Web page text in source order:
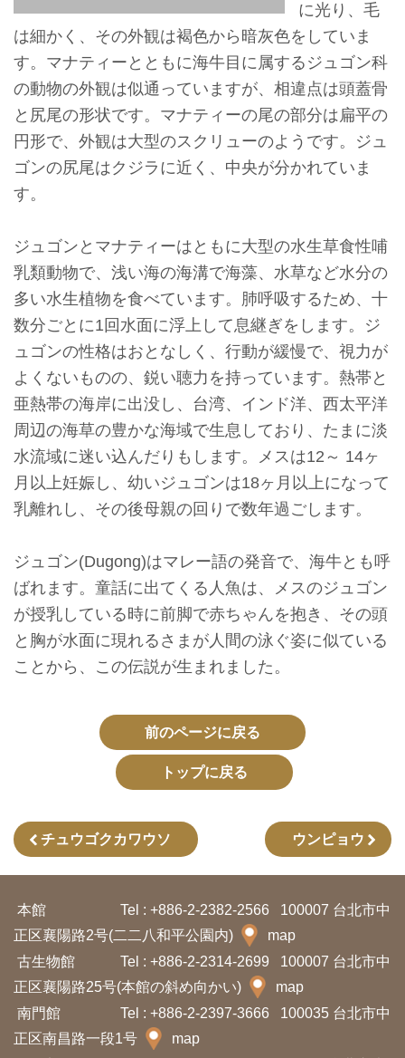
報
学
習
リ
ソ
ー
ス
収
蔵
と
研
究
博
館
に
つ
サ
イ
ー
タ
放
宣
言
ト
ッ
に光り、毛
は細かく、その外観は褐色から暗灰色をしていま
す。マナティーとともに海牛目に属するジュゴン科
の動物の外観は似通っていますが、相違点は頭蓋骨
と尻尾の形状です。マナティーの尾の部分は扁平の
円形で、外観は大型のスクリューのようです。ジュ
ゴンの尻尾はクジラに近く、中央が分かれていま
す。
ジュゴンとマナティーはともに大型の水生草食性哺
乳類動物で、浅い海の海溝で海藻、水草など水分の
多い水生植物を食べています。肺呼吸するため、十
数分ごとに1回水面に浮上して息継ぎをします。ジ
ュゴンの性格はおとなしく、行動が緩慢で、視力が
よくないものの、鋭い聴力を持っています。熱帯と
亜熱帯の海岸に出没し、台湾、インド洋、西太平洋
周辺の海草の豊かな海域で生息しており、たまに淡
水流域に迷い込んだりもします。メスは12～ 14ヶ
月以上妊娠し、幼いジュゴンは18ヶ月以上になって
乳離れし、その後母親の回りで数年過ごします。
ジュゴン(Dugong)はマレー語の発音で、海牛とも呼
ばれます。童話に出てくる人魚は、メスのジュゴン
が授乳している時に前脚で赤ちゃんを抱き、その頭
と胸が水面に現れるさまが人間の泳ぐ姿に似ている
ことから、この伝説が生まれました。
前のページに戻る
トップに戻る
チュウゴクカワウソ ウンピョウ
本館 Tel : +886-2-2382-2566
100007 台北市中
正区襄陽路2号(二二八和平公園内)
map
古生物館
Tel : +886-2-2314-2699
100007 台北市中
正区襄陽路25号(本館の斜め向かい)
map
南門館
Tel : +886-2-2397-3666
100035 台北市中
正区南昌路一段1号
map